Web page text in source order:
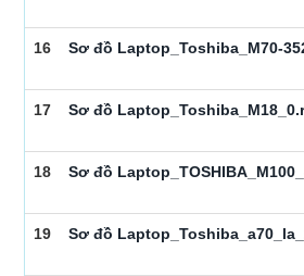
16 Sơ đồ Laptop_Toshiba_M70-
17 Sơ đồ
18 Sơ đồ
19 Sơ đồ